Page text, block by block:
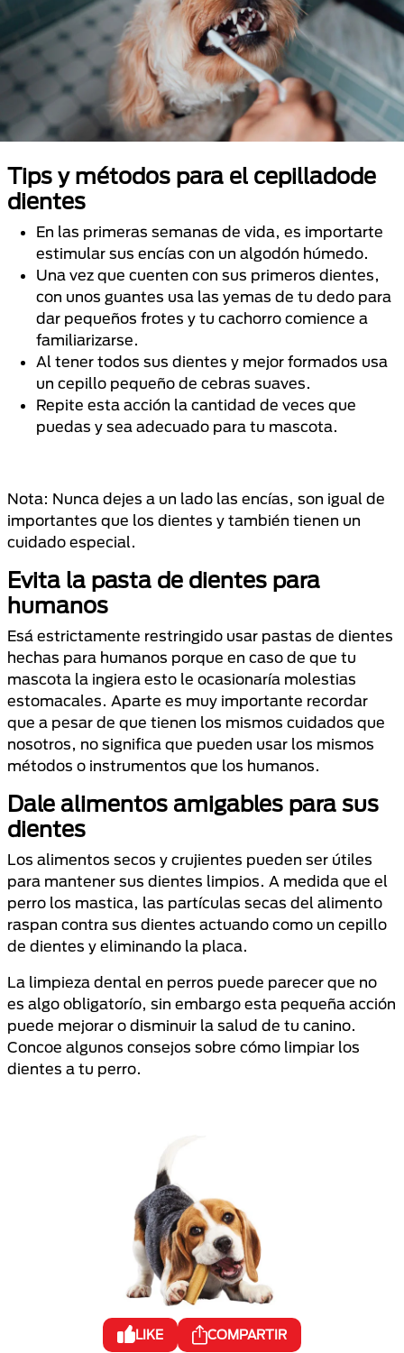
Tips y métodos para el cepilladode
dientes
En las primeras semanas de vida, es importarte
estimular sus encías con un algodón húmedo.
Una vez que cuenten con sus primeros dientes,
con unos guantes usa las yemas de tu dedo para
dar pequeños frotes y tu cachorro comience a
familiarizarse.
Al tener todos sus dientes y mejor formados usa
un cepillo pequeño de cebras suaves.
Repite esta acción la cantidad de veces que
puedas y sea adecuado para tu mascota.
Nota: Nunca dejes a un lado las encías, son igual de
importantes que los dientes y también tienen un
cuidado especial.
Evita la pasta de dientes para
humanos
Esá estrictamente restringido usar pastas de dientes
hechas para humanos porque en caso de que tu
mascota la ingiera esto le ocasionaría molestias
estomacales. Aparte es muy importante recordar
que a pesar de que tienen los mismos cuidados que
nosotros, no significa que pueden usar los mismos
métodos o instrumentos que los humanos.
Dale alimentos amigables para sus
dientes
Los alimentos secos y crujientes pueden ser útiles
para mantener sus dientes limpios. A medida que el
perro los mastica, las partículas secas del alimento
raspan contra sus dientes actuando como un cepillo
de dientes y eliminando la placa.
La limpieza dental en perros puede parecer que no
es algo obligatorío, sin embargo esta pequeña acción
puede mejorar o disminuir la salud de tu canino.
Concoe algunos consejos sobre cómo limpiar los
dientes a tu perro.
LIKE COMPARTIR